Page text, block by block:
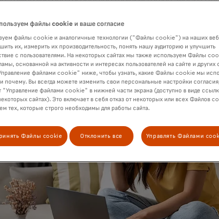
program, Telstra Plus. Telstra needed a holistic view
and provide personalized experiences based on
файлы cookie и ваше согласие
файлы cookie и аналогичные технологии ("Файлы cookie") на наших
их, измерить их производительность, понять нашу аудиторию и улучшить
с пользователями. На некоторых сайтах мы также используем Файлы
основанной на активности и интересах пользователей на сайте и других
файлами cookie" ниже, чтобы узнать, какие Файлы cookie мы
почему. Вы всегда можете изменить свои персональные настройки
"Управление файлами cookie" в нижней части экрана (доступно в виде
сайтах). Это включает в себя отказ от некоторых или всех Файлов
тех, которые строго необходимы для работы сайта.
Файлы cookie Отклонить все Управлять Файлами